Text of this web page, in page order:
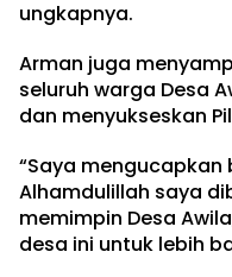
ungkapnya.
Arman juga
seluruh warga Desa
dan menyukseskan
“Saya
Alhamdulillah saya
memimpin Desa
desa ini untuk lebih